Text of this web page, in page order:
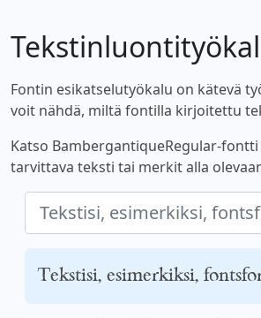
Fontin esikatselutyökalu on kätevä
voit nähdä, miltä fontilla kirjoitettu
Katso BambergantiqueRegular-
tarvittava teksti tai merkit alla
Tekstisi, esimerkiksi,